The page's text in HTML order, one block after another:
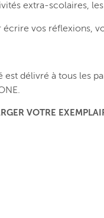
extra-scolaires,
écrire vos réflexions,
est délivré à tous les
VOTRE